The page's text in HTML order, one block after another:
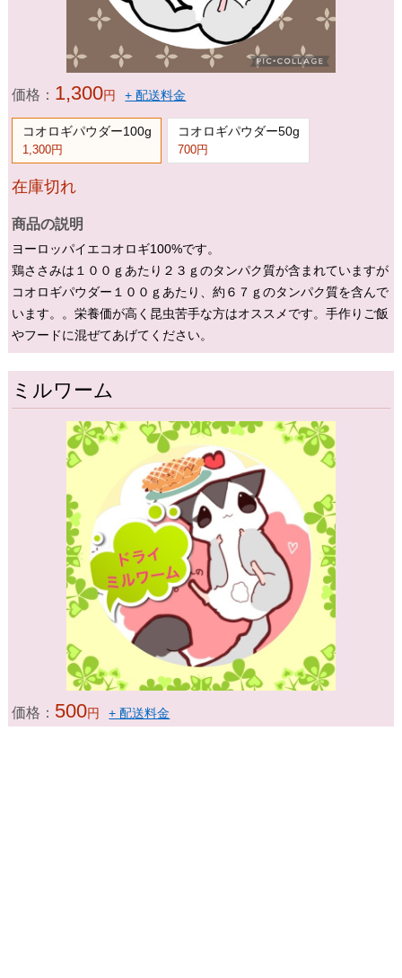
価格： 1,300円 + 配送料金
コオロギパウダー100g
1,300円
コオロギパウダー50g
700円
在庫切れ
商品の説明
ヨーロッパイエコオロギ100%です。
鶏ささみは１００ｇあたり２３ｇのタンパク質が含まれていますが
コオロギパウダー１００ｇあたり、約６７ｇのタンパク質を含んで
います。。栄養価が高く昆虫苦手な方はオススメです。手作りご飯
やフードに混ぜてあげてください。
ミルワーム
価格： 500円 + 配送料金